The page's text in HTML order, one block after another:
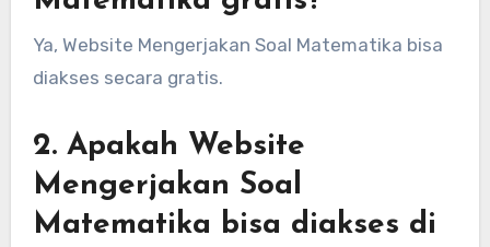
Ya, Website Mengerjakan Soal Matematika bisa
diakses secara gratis.
2. Apakah Website
Mengerjakan Soal
Matematika bisa diakses di